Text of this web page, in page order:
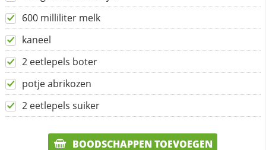
600 milliliter melk
kaneel
2 eetlepels boter
potje abrikozen
2 eetlepels suiker
BOODSCHAPPEN TOEVOEGEN